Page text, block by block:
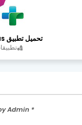
* Please Don't Spam Here. All the Comments are Reviewed by Admin.